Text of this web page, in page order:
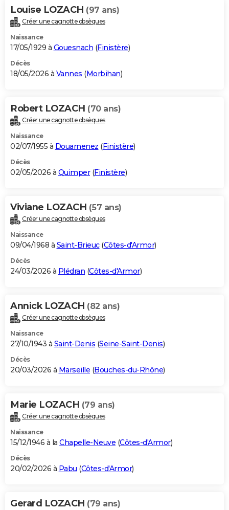
Louise LOZACH (97 ans)
Créer une cagnotte obsèques
Naissance
17/05/1929 à Gouesnach (Finistère)
Décès
18/05/2026 à Vannes (Morbihan)
Robert LOZACH (70 ans)
Créer une cagnotte obsèques
Naissance
02/07/1955 à Douarnenez (Finistère)
Décès
02/05/2026 à Quimper(Finistère)
Viviane LOZACH (57 ans)
Créer une cagnotte obsèques
Naissance
09/04/1968 à Saint-Brieuc(Côtes-d'Armor)
Décès
24/03/2026 à Plédran (Côtes-d'Armor)
Annick LOZACH (82 ans)
Créer une cagnotte obsèques
Naissance
27/10/1943 à Saint-Denis (Seine-Saint-Denis)
Décès
20/03/2026 à Marseille (Bouches-du-Rhône)
Marie LOZACH (79 ans)
Créer une cagnotte obsèques
Naissance
15/12/1946 à la Chapelle-Neuve (Côtes-d'Armor)
Décès
20/02/2026 à Pabu (Côtes-d'Armor)
Gerard LOZACH (79 ans)